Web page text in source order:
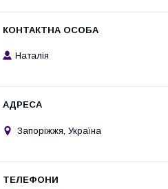
Наталія
Запоріжжя, Україна